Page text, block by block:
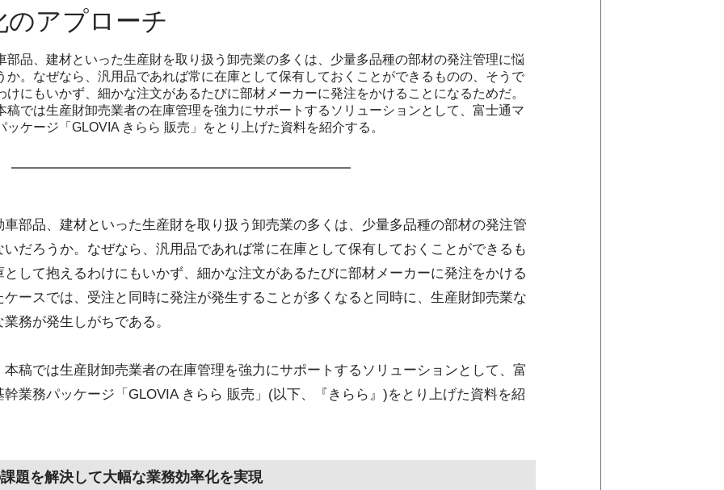
のアプローチ
部品、建材といった生産財を取り扱う卸売業の多くは、少量多品種の部材の発注管理に悩
か。なぜなら、汎用品であれば常に在庫として保有しておくことができるものの、そうで
にもいかず、細かな注文があるたびに部材メーカーに発注をかけることになるためだ。
稿では生産財卸売業者の在庫管理を強力にサポートするソリューションとして、富士通マ
ケージ「GLOVIA きらら 販売」をとり上げた資料を紹介する。
部品、建材といった生産財を取り扱う卸売業の多くは、少量多品種の部材の発注管
だろうか。なぜなら、汎用品であれば常に在庫として保有しておくことができるも
して抱えるわけにもいかず、細かな注文があるたびに部材メーカーに発注をかける
ースでは、受注と同時に発注が発生することが多くなると同時に、生産財卸売業な
務が発生しがちである。
稿では生産財卸売業者の在庫管理を強力にサポートするソリューションとして、富
業務パッケージ「GLOVIA きらら 販売」(以下、『きらら』)をとり上げた資料を紹
題を解決して大幅な業務効率化を実現